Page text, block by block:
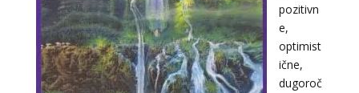
pozitivn
e,
optimist
ične,
dugoroč